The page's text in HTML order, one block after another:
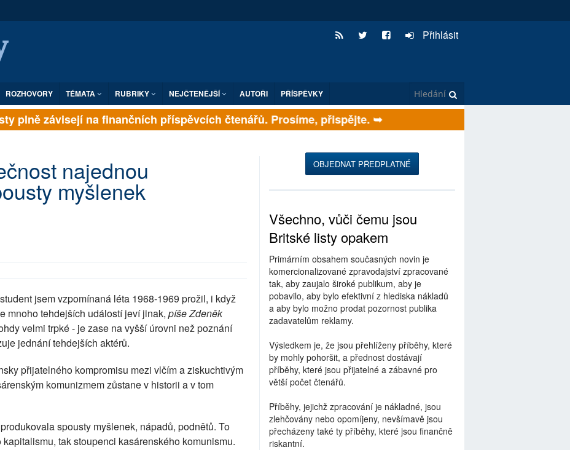
Přihlásit
ROZHOVORY TÉMATA RUBRIKY NEJČTENĚJŠÍ AUTOŘI PŘÍSPĚVKY
plně závisejí na finančních příspěvcích čtenářů. Prosíme, přispějte. ➥
najednou
myšlenek
jsem vzpomínaná léta 1968-1969 prožil, i když
mnoho tehdejších událostí jeví jinak, píše Zdeněk
velmi trpké - je zase na vyšší úrovni než poznání
jednání tehdejších aktérů.
přijatelného kompromisu mezi vlčím a ziskuchtivým
komunizmem zůstane v historii a v tom
spousty myšlenek, nápadů, podnětů. To
tak stoupenci kasárenského komunismu.
OBJEDNAT PŘEDPLATNÉ
Všechno, vůči čemu jsou
Britské listy opakem
Primárním obsahem současných novin je
komercionalizované zpravodajství zpracované
tak, aby zaujalo široké publikum, aby je
pobavilo, aby bylo efektivní z hlediska nákladů
a aby bylo možno prodat pozornost publika
zadavatelům reklamy.
Výsledkem je, že jsou přehlíženy příběhy, které
by mohly pohoršit, a přednost dostávají
příběhy, které jsou přijatelné a zábavné pro
větší počet čtenářů.
Příběhy, jejichž zpracování je nákladné, jsou
zlehčovány nebo opomíjeny, nevšímavě jsou
přecházeny také ty příběhy, které jsou finančně
riskantní.